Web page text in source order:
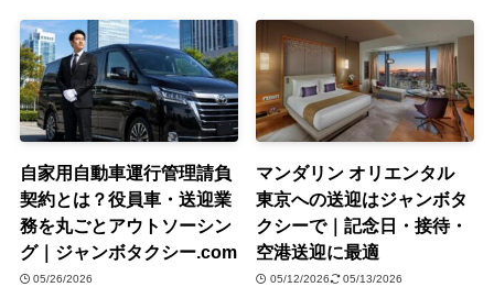
自家用自動車運行管理請負
契約とは？役員車・送迎業
務を丸ごとアウトソーシン
グ｜ジャンボタクシー.com
05/26/2026
マンダリン オリエンタル
東京への送迎はジャンボタ
クシーで｜記念日・接待・
空港送迎に最適
05/12/2026 05/13/2026